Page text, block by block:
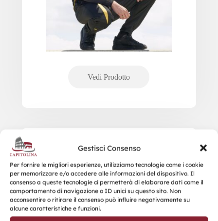
Gestisci Consenso
Per fornire le migliori esperienze, utilizziamo tecnologie come i cookie
per memorizzare e/o accedere alle informazioni del dispositivo. Il
consenso a queste tecnologie ci permetterà di elaborare dati come il
comportamento di navigazione o ID unici su questo sito. Non
acconsentire o ritirare il consenso può influire negativamente su
alcune caratteristiche e funzioni.
SOL’S JULES MEN – LENGTH 35